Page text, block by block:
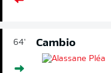
64' Cambio